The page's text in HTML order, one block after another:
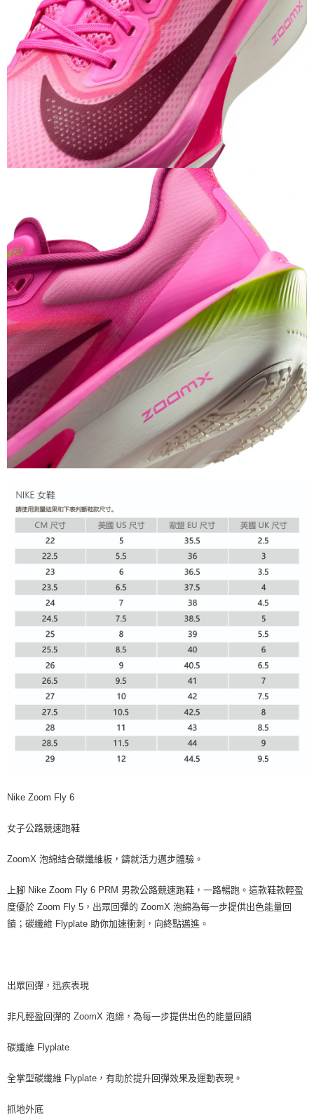
Nike Zoom Fly 6
女子公路競速跑鞋
ZoomX 泡綿結合碳纖維板，鑄就活力邁步體驗。
上腳 Nike Zoom Fly 6 PRM 男款公路競速跑鞋，一路暢跑。這款鞋款輕盈
度優於 Zoom Fly 5，出眾回彈的 ZoomX 泡綿為每一步提供出色能量回
饋；碳纖維 Flyplate 助你加速衝刺，向終點邁進。
出眾回彈，迅疾表現
非凡輕盈回彈的 ZoomX 泡綿，為每一步提供出色的能量回饋
碳纖維 Flyplate
全掌型碳纖維 Flyplate，有助於提升回彈效果及運動表現。
抓地外底